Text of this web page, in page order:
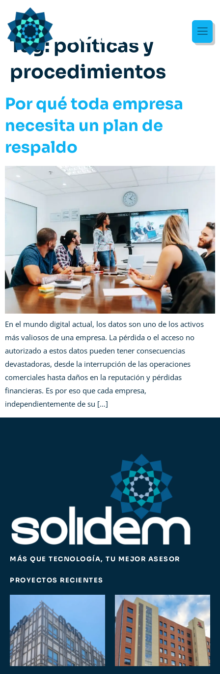
Tag:políticas y
procedimientos
Por qué toda empresa
necesita un plan de
respaldo
En el mundo digital actual, los datos son uno de los activos
más valiosos de una empresa. La pérdida o el acceso no
autorizado a estos datos pueden tener consecuencias
devastadoras, desde la interrupción de las operaciones
comerciales hasta daños en la reputación y pérdidas
financieras. Es por eso que cada empresa,
independientemente de su […]
MÁS QUE TECNOLOGÍA, TU MEJOR ASESOR
PROYECTOS RECIENTES